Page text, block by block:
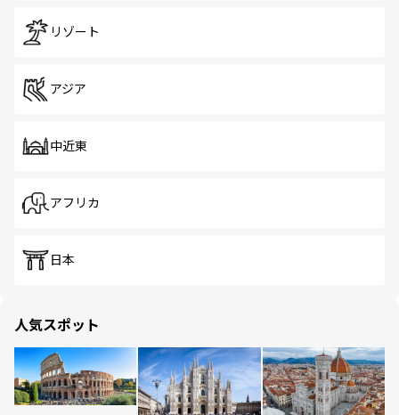
リゾート
アジア
中近東
アフリカ
日本
人気スポット